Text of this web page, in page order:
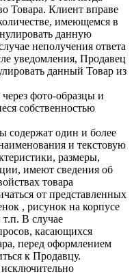
Товара. Клиент вправе
имеющемся в
данную
неполучения ответа
уведомления, Продавец
данный Товар из
через фото-образцы и
собственностью
содержат один и более
и текстовую
размеры,
имеют сведения об
товара
от представленных
, рисунок на корпусе
т.п. В случае
касающихся
перед оформлением
к Продавцу.